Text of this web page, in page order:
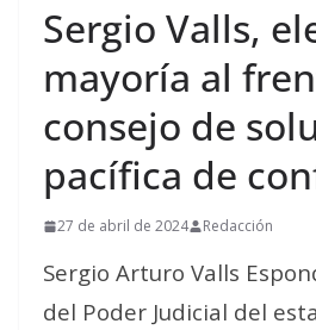
Sergio Valls,
mayoría al
consejo de
pacífica de
27 de abril de 2024 Redacción
Sergio Arturo Valls
del Poder Judicial del